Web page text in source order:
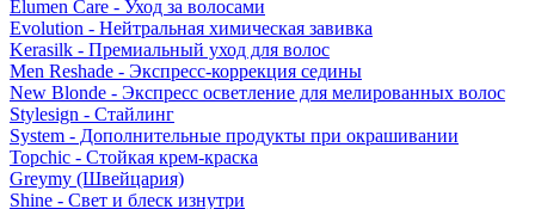
Elumen Care - Уход за волосами
Evolution - Нейтральная химическая завивка
Kerasilk - Премиальный уход для волос
Men Reshade - Экспресс-коррекция седины
New Blonde - Экспресс осветление для мелированных волос
Stylesign - Стайлинг
System - Дополнительные продукты при окрашивании
Topchic - Стойкая крем-краска
Greymy (Швейцария)
Shine - Свет и блеск изнутри